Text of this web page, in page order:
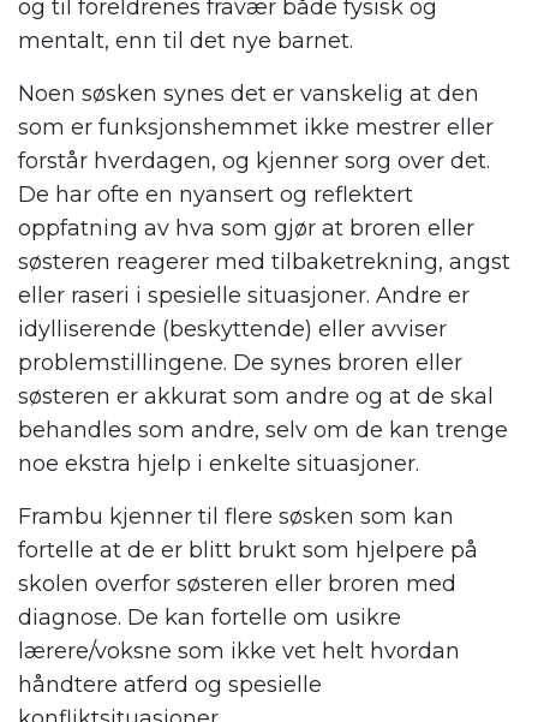
og til foreldrenes fravær både fysisk og
mentalt, enn til det nye barnet.
Noen søsken synes det er vanskelig at den
som er funksjonshemmet ikke mestrer eller
forstår hverdagen, og kjenner sorg over det.
De har ofte en nyansert og reflektert
oppfatning av hva som gjør at broren eller
søsteren reagerer med tilbaketrekning, angst
eller raseri i spesielle situasjoner. Andre er
idylliserende (beskyttende) eller avviser
problemstillingene. De synes broren eller
søsteren er akkurat som andre og at de skal
behandles som andre, selv om de kan trenge
noe ekstra hjelp i enkelte situasjoner.
Frambu kjenner til flere søsken som kan
fortelle at de er blitt brukt som hjelpere på
skolen overfor søsteren eller broren med
diagnose. De kan fortelle om usikre
lærere/voksne som ikke vet helt hvordan
håndtere atferd og spesielle